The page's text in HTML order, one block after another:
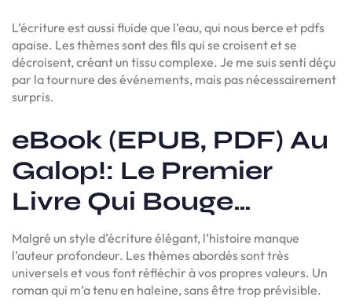
L’écriture est aussi fluide que l’eau, qui nous berce et pdfs
apaise. Les thèmes sont des fils qui se croisent et se
décroisent, créant un tissu complexe. Je me suis senti déçu
par la tournure des événements, mais pas nécessairement
surpris.
eBook (EPUB, PDF) Au
Galop!: Le Premier
Livre Qui Bouge…
Malgré un style d’écriture élégant, l’histoire manque
l’auteur profondeur. Les thèmes abordés sont très
universels et vous font réfléchir à vos propres valeurs. Un
roman qui m’a tenu en haleine, sans être trop prévisible.